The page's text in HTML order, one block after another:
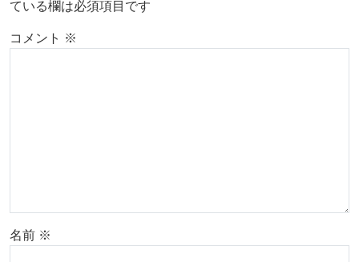
ている欄は必須項目です
コメント ※
名前 ※